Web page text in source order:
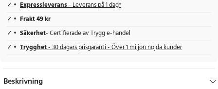
Expressleverans- Leverans på 1 dag*
Frakt 49 kr
Säkerhet- Certifierade av Trygg e-handel
Trygghet- 30 dagars prisgaranti - Över 1 miljon nöjda kunder
Beskrivning